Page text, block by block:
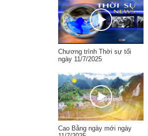
Chương trình Thời sự tối
ngày 11/7/2025
Cao Bằng ngày mới ngày